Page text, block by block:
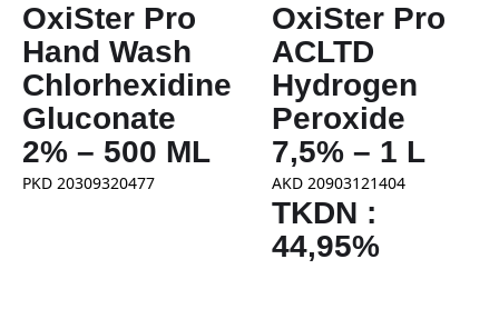
OxiSter Pro
Hand Wash
Chlorhexidine
Gluconate
2% – 500 ML
PKD 20309320477
OxiSter Pro
ACLTD
Hydrogen
Peroxide
7,5% – 1 L
AKD 20903121404
TKDN :
44,95%